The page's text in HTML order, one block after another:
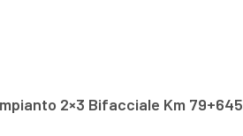
2×3 Bifacciale Km 79+645